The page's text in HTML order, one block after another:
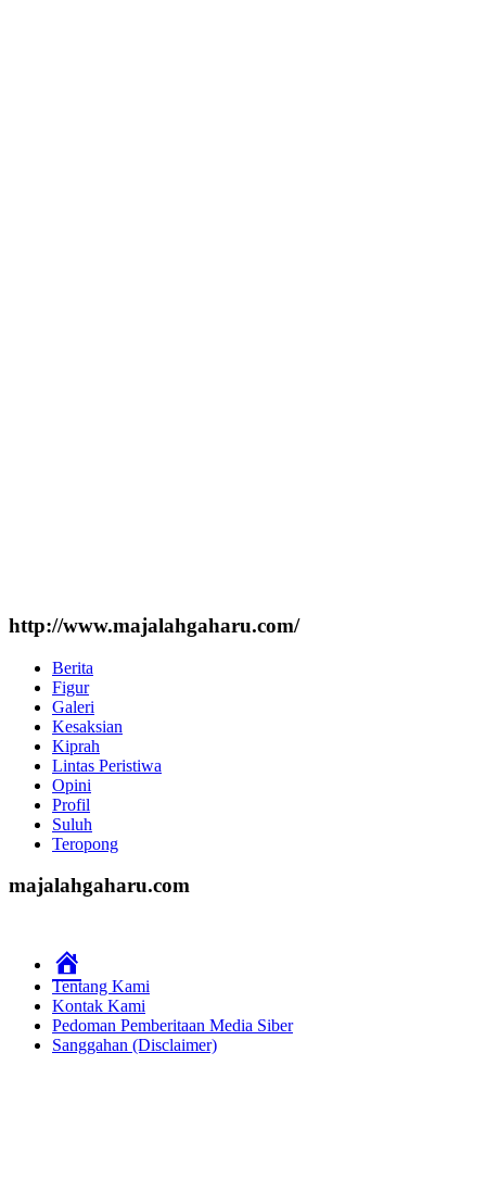
http://www.majalahgaharu.com/
Berita
Figur
Galeri
Kesaksian
Kiprah
Lintas Peristiwa
Opini
Profil
Suluh
Teropong
majalahgaharu.com
Tentang Kami
Kontak Kami
Pedoman Pemberitaan Media Siber
Sanggahan (Disclaimer)